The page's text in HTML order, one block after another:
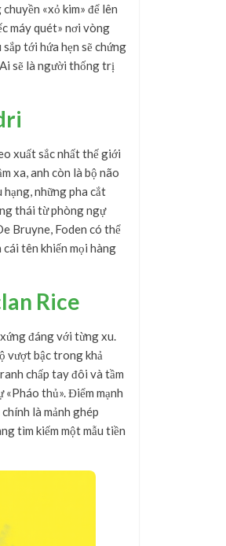
«xỏ kim» để lên
máy quét» nơi vòng
tới hứa hẹn sẽ chứng
sẽ là người thống trị
xuất sắc nhất thế giới
xa, anh còn là bộ não
hạng, những pha cắt
thái từ phòng ngự
Bruyne, Foden có thể
cái tên khiến mọi hàng
Rice
đáng với từng xu.
vượt bậc trong khả
chấp tay đôi và tầm
thủ». Điểm mạnh
là mảnh ghép
tìm kiếm một mẫu tiền